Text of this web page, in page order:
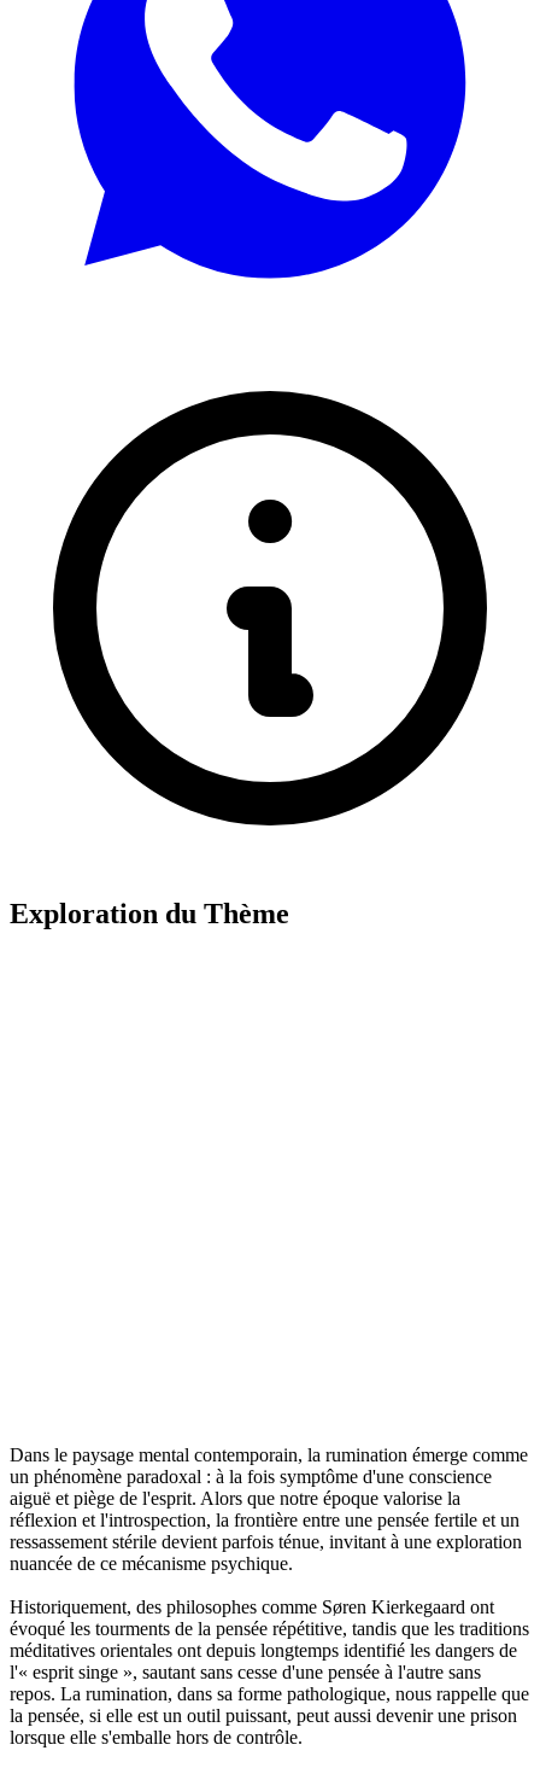
Exploration du Thème
Dans le paysage mental contemporain, la rumination émerge comme
un phénomène paradoxal : à la fois symptôme d'une conscience
aiguë et piège de l'esprit. Alors que notre époque valorise la
réflexion et l'introspection, la frontière entre une pensée fertile et un
ressassement stérile devient parfois ténue, invitant à une exploration
nuancée de ce mécanisme psychique.
Historiquement, des philosophes comme Søren Kierkegaard ont
évoqué les tourments de la pensée répétitive, tandis que les traditions
méditatives orientales ont depuis longtemps identifié les dangers de
l'« esprit singe », sautant sans cesse d'une pensée à l'autre sans
repos. La rumination, dans sa forme pathologique, nous rappelle que
la pensée, si elle est un outil puissant, peut aussi devenir une prison
lorsque elle s'emballe hors de contrôle.